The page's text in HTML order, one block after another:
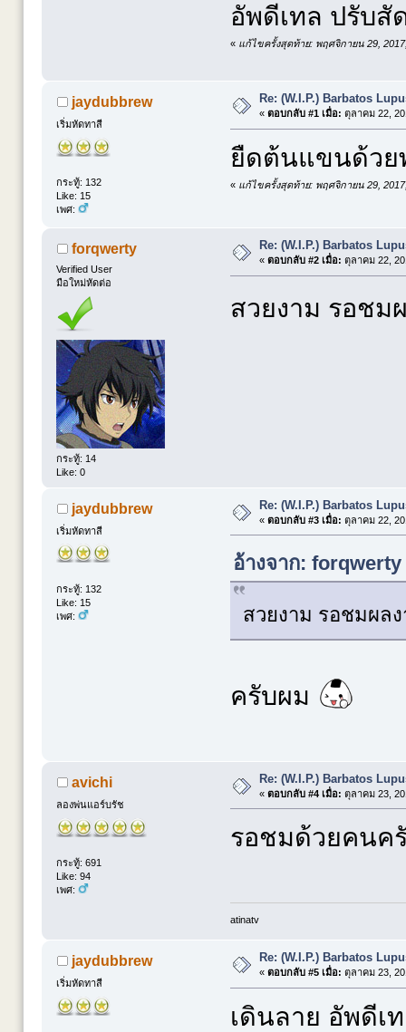
อัพดีเทล ปรับสั
« แก้ไขครั้งสุดท้าย: พฤศจิกายน 29,
jaydubbrew
เริ่มหัดทาสี
กระทู้: 132
Like: 15
เพศ:
Re: (W.I.P.) Barbatos
« ตอบกลับ #1 เมื่อ: ตุลาคม 22,
ยืดต้นแขนด้วย
« แก้ไขครั้งสุดท้าย: พฤศจิกายน 29,
forqwerty
Verified User
มือใหม่หัดต่อ
กระทู้: 14
Like: 0
Re: (W.I.P.) Barbatos
« ตอบกลับ #2 เมื่อ: ตุลาคม 22,
สวยงาม รอชม
jaydubbrew
เริ่มหัดทาสี
กระทู้: 132
Like: 15
เพศ:
Re: (W.I.P.) Barbatos
« ตอบกลับ #3 เมื่อ: ตุลาคม 22,
อ้างจาก:
สวยงาม รอชมผล
ครับผม
avichi
ลองพ่นแอร์บรัช
กระทู้: 691
Like: 94
เพศ:
Re: (W.I.P.) Barbatos
« ตอบกลับ #4 เมื่อ: ตุลาคม 23,
รอชมด้วยคนค
atinatv
jaydubbrew
เริ่มหัดทาสี
Re: (W.I.P.) Barbatos
« ตอบกลับ #5 เมื่อ: ตุลาคม 23,
เดินลาย อัพดีเ